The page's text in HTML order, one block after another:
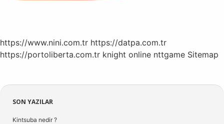
https://www.nini.com.tr https://datpa.com.tr
https://portoliberta.com.tr knight online nttgame Sitemap
Sidebar
SON YAZILAR
Kintsuba nedir ?